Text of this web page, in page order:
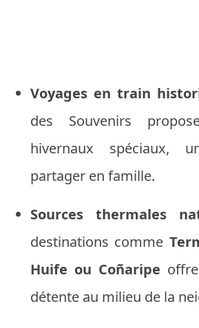
Voyages en train
des Souvenirs
hivernaux spéciaux,
partager en famille.
Sources thermales
destinations comme
Huife ou Coñaripe
détente au milieu de la